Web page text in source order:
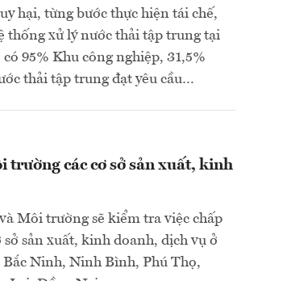
hại, từng bước thực hiện tái chế,
thống xử lý nước thải tập trung tại
95% Khu công nghiệp, 31,5%
thải tập trung đạt yêu cầu…
trường các cơ sở sản xuất, kinh
Môi trường sẽ kiểm tra việc chấp
sản xuất, kinh doanh, dịch vụ ở
Ninh, Ninh Bình, Phú Thọ,